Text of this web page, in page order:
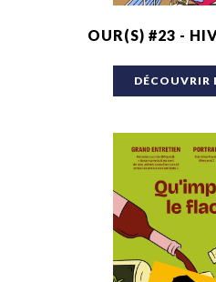
OUR(S) #23 -
DÉCOUVRIR